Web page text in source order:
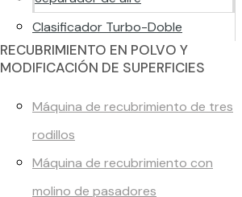
Clasificador Turbo-Doble
RECUBRIMIENTO EN POLVO Y
MODIFICACIÓN DE SUPERFICIES
Máquina de recubrimiento de tres
rodillos
Máquina de recubrimiento con
molino de pasadores